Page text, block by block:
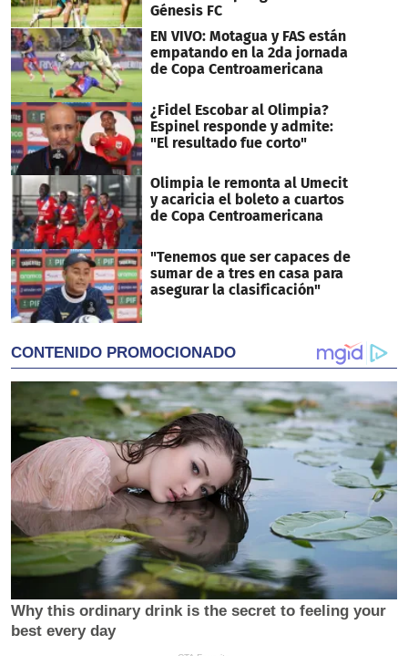
Génesis FC
EN VIVO: Motagua y FAS están
empatando en la 2da jornada
de Copa Centroamericana
¿Fidel Escobar al Olimpia?
Espinel responde y admite:
"El resultado fue corto"
Olimpia le remonta al Umecit
y acaricia el boleto a cuartos
de Copa Centroamericana
"Tenemos que ser capaces de
sumar de a tres en casa para
asegurar la clasificación"